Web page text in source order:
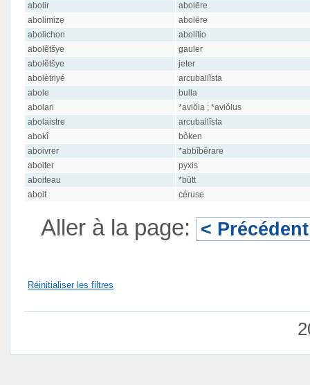
abolir
abolēre
abolimizẹ
abolēre
abolichon
abolitio
abolẽtšye
gauler
abolẽtšye
jeter
abolètriyé
arcuballĭsta
abole
bulla
abolari
*aviŏla ; *aviŏlus
abolaistre
arcuballĭsta
abokî
bôken
aboivrer
*abbĭbĕrare
aboiter
pyxis
aboiteau
*bŭtt
aboit
céruse
Aller à la page: < Précédent
Réinitialiser les filtres